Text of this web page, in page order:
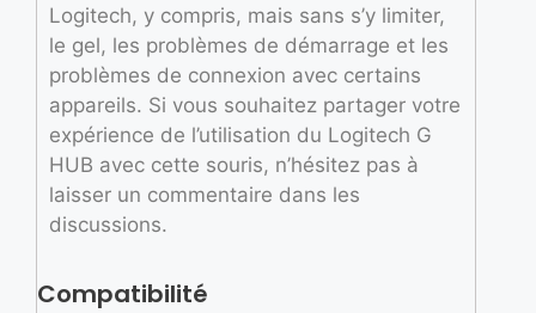
Logitech, y compris, mais sans s’y limiter,
le gel, les problèmes de démarrage et les
problèmes de connexion avec certains
appareils. Si vous souhaitez partager votre
expérience de l’utilisation du Logitech G
HUB avec cette souris, n’hésitez pas à
laisser un commentaire dans les
discussions.
Compatibilité